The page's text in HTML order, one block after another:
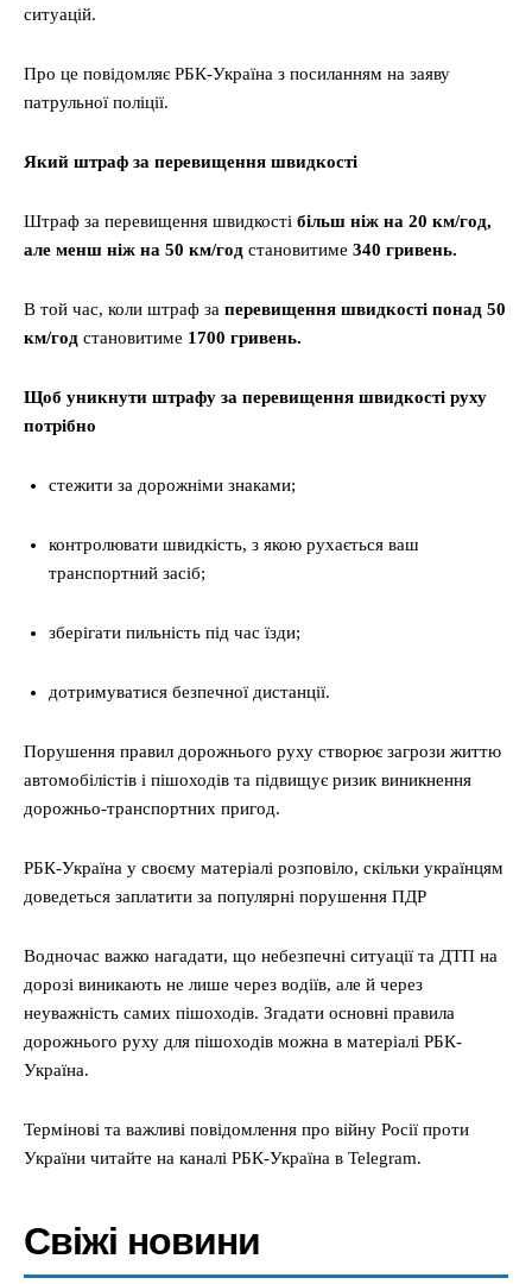
ситуацій.
Про це повідомляє РБК-Україна з посиланням на заяву
патрульної поліції.
Який штраф за перевищення швидкості
Штраф за перевищення швидкості більш ніж на 20 км/год,
але менш ніж на 50 км/год становитиме 340 гривень.
В той час, коли штраф за перевищення швидкості понад 50
км/год становитиме 1700 гривень.
Щоб уникнути штрафу за перевищення швидкості руху
потрібно
стежити за дорожніми знаками;
контролювати швидкість, з якою рухається ваш
транспортний засіб;
зберігати пильність під час їзди;
дотримуватися безпечної дистанції.
Порушення правил дорожнього руху створює загрози життю
автомобілістів і пішоходів та підвищує ризик виникнення
дорожньо-транспортних пригод.
РБК-Україна у своєму матеріалі розповіло, скільки українцям
доведеться заплатити за популярні порушення ПДР
Водночас важко нагадати, що небезпечні ситуації та ДТП на
дорозі виникають не лише через водіїв, але й через
неуважність самих пішоходів. Згадати основні правила
дорожнього руху для пішоходів можна в матеріалі РБК-
Україна.
Термінові та важливі повідомлення про війну Росії проти
України читайте на каналі РБК-Україна в Telegram.
Свіжі новини